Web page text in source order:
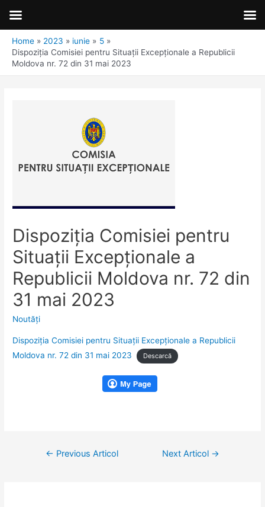
Home 2023 iunie
5
Dispoziţia Comisiei pentru Situaţii Excepţionale a Republicii
Moldova nr. 72 din 31 mai 2023
Dispoziţia Comisiei pentru
Situaţii Excepţionale a
Republicii Moldova nr. 72 din
31 mai 2023
Noutăţi
Dispoziția Comisiei pentru Situații Excepționale a Republicii
Moldova nr. 72 din 31 mai 2023
Descarcă
Navigare
← Previous Articol Next Articol →